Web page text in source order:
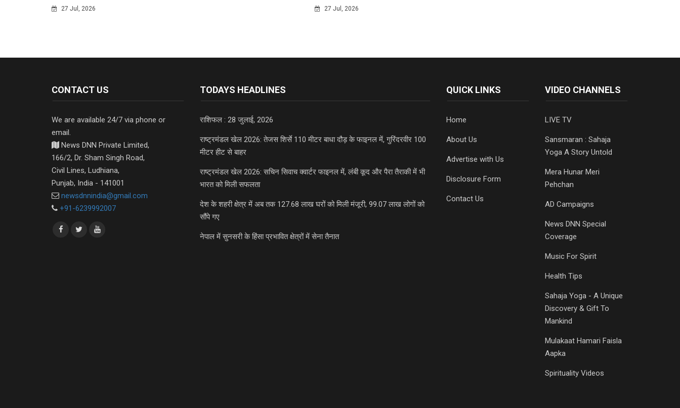
27 Jul, 2026 27 Jul, 2026
CONTACT US
We are available 24/7 via phone or
email.
News DNN Private Limited,
166/2, Dr. Sham Singh Road,
Civil Lines, Ludhiana,
Punjab, India - 141001
newsdnnindia@gmail.com
+91-6239992007
TODAYS HEADLINES
राशिफल : 28 जुलाई, 2026
राष्ट्रमंडल खेल 2026: तेजस शिर्से 110 मीटर बाधा दौड़ के फाइनल में, गुरिंदरवीर 100
मीटर हीट से बाहर
राष्ट्रमंडल खेल 2026: सचिन सिवाच क्वार्टर फाइनल में, लंबी कूद और पैरा तैराकी में भी
भारत को मिली सफलता
देश के शहरी क्षेत्र में अब तक 127.68 लाख घरों को मिली मंजूरी, 99.07 लाख लोगों को
सौंपे गए
नेपाल में सुनसरी के हिंसा प्रभावित क्षेत्रों में सेना तैनात
QUICK LINKS
Home
About Us
Advertise with Us
Disclosure Form
Contact Us
VIDEO CHANNELS
LIVE TV
Sansmaran : Sahaja
Yoga A Story Untold
Mera Hunar Meri
Pehchan
AD Campaigns
News DNN Special
Coverage
Music For Spirit
Health Tips
Sahaja Yoga - A Unique
Discovery & Gift To
Mankind
Mulakaat Hamari Faisla
Aapka
Spirituality Videos